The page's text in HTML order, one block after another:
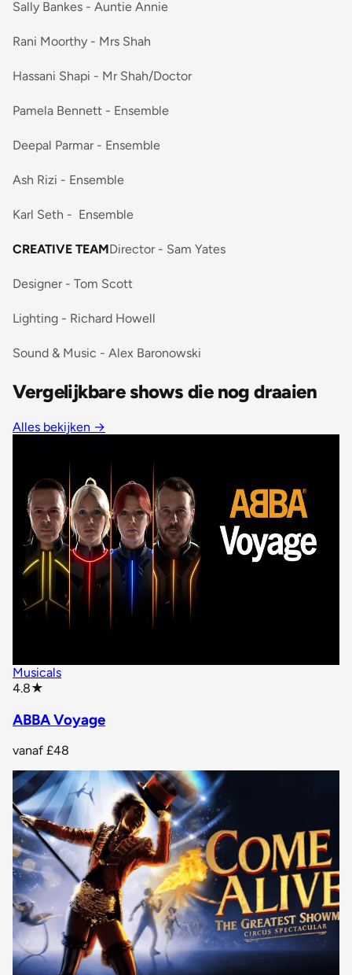
Sally Bankes - Auntie Annie
Rani Moorthy - Mrs Shah
Hassani Shapi - Mr Shah/Doctor
Pamela Bennett - Ensemble
Deepal Parmar - Ensemble
Ash Rizi - Ensemble
Karl Seth - Ensemble
CREATIVE TEAMDirector - Sam Yates
Designer - Tom Scott
Lighting - Richard Howell
Sound & Music - Alex Baronowski
Vergelijkbare shows die nog draaien
Alles bekijken →
Musicals
4.8★
ABBA Voyage
vanaf £48